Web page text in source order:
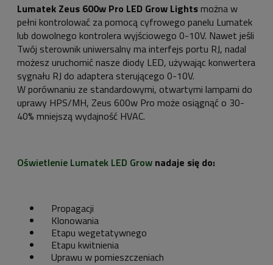
Lumatek Zeus 600w Pro LED Grow Lightsmożna w
pełni kontrolować za pomocą cyfrowego panelu Lumatek
lub dowolnego kontrolera wyjściowego 0-10V. Nawet jeśli
Twój sterownik uniwersalny ma interfejs portu RJ, nadal
możesz uruchomić nasze diody LED, używając konwertera
sygnału RJ do adaptera sterującego 0-10V.
W porównaniu ze standardowymi, otwartymi lampami do
uprawy HPS/MH, Zeus 600w Pro może osiągnąć o 30-
40% mniejszą wydajność HVAC.
Oświetlenie Lumatek LED Grow nadaje się do:
Propagacji
Klonowania
Etapu wegetatywnego
Etapu kwitnienia
Uprawu w pomieszczeniach